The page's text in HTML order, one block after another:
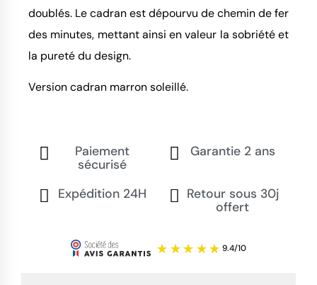
doublés. Le cadran est dépourvu de chemin de fer
des minutes, mettant ainsi en valeur la sobriété et
la pureté du design.
Version cadran marron soleillé.
Paiement
sécurisé
Garantie 2 ans
Expédition 24H
Retour sous 30j
offert